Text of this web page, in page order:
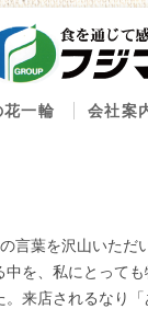
一輪 会社案
沿革
下二桁
葉を沢山いただ
を、私にとって
来店されるなり